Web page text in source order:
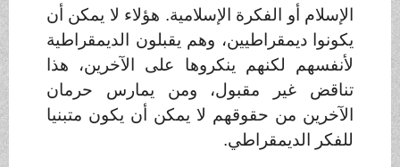
الإسلام أو الفكرة الإسلامية. هؤلاء لا يمكن أن
يكونوا ديمقراطيين، وهم يقبلون الديمقراطية
لأنفسهم لكنهم ينكروها على الآخرين، هذا
تناقض غير مقبول، ومن يمارس حرمان
الآخرين من حقوقهم لا يمكن أن يكون متبنيا
للفكر الديمقراطي.